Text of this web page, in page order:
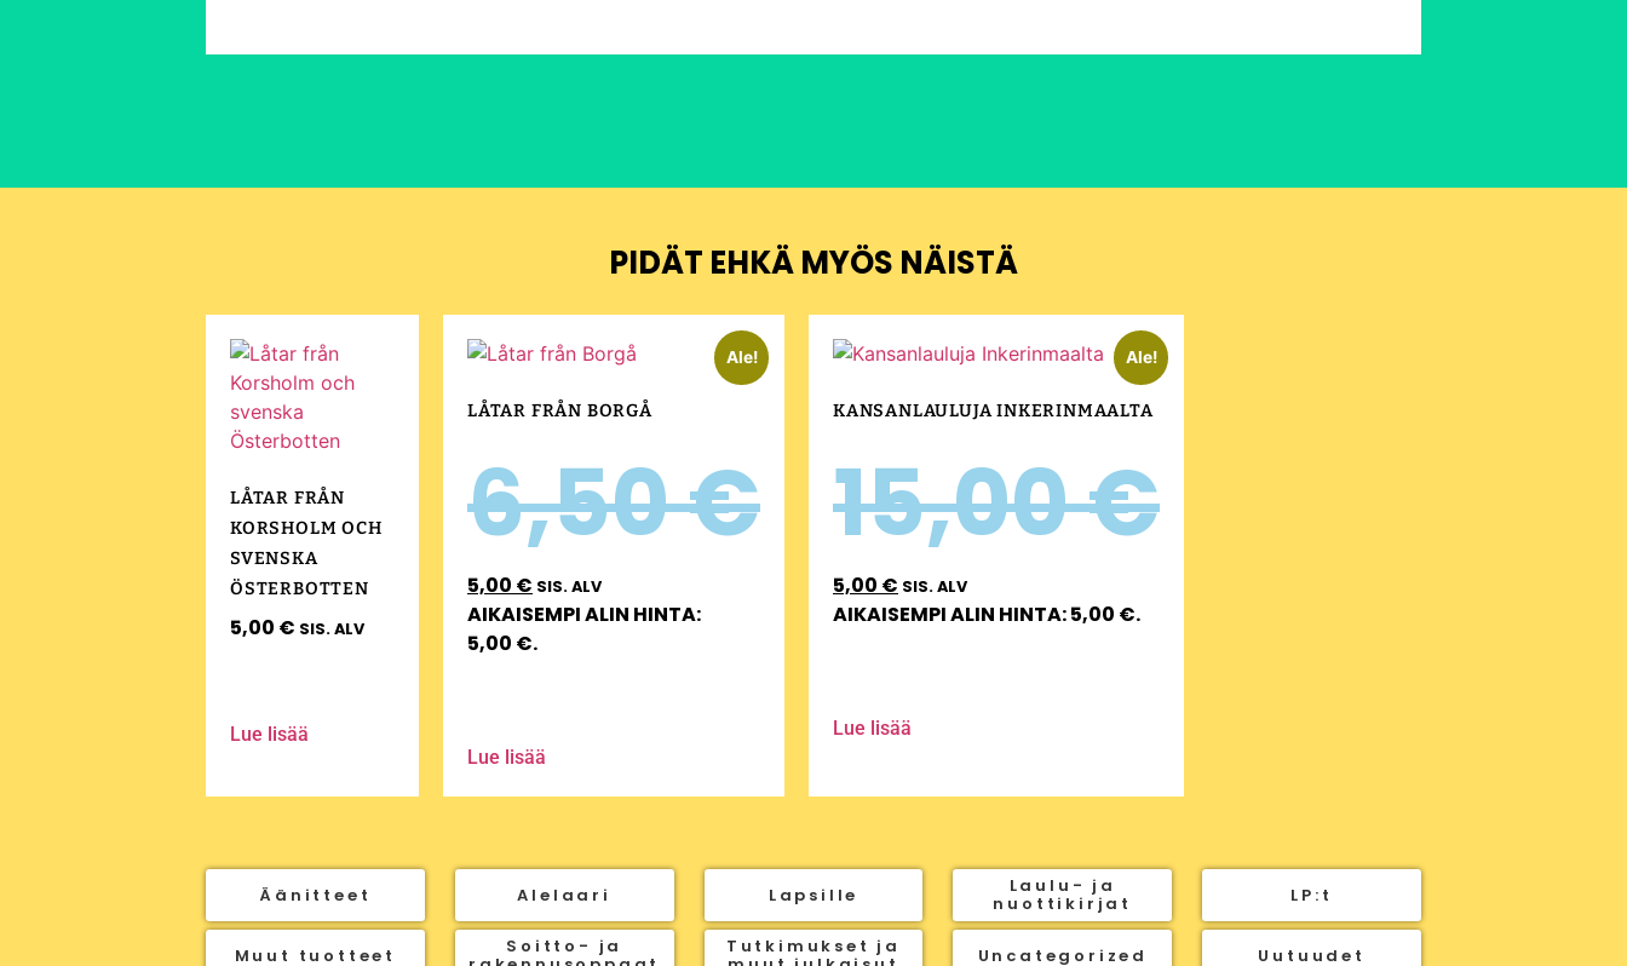
PIDÄT EHKÄ MYÖS NÄISTÄ
LÅTAR FRÅN
KORSHOLM OCH
SVENSKA
ÖSTERBOTTEN
5,00 € SIS. ALV
Lue lisää
Ale!
LÅTAR FRÅN BORGÅ
6,50€
5,00 € SIS. ALV
AIKAISEMPI ALIN HINTA:
5,00 €.
Lue lisää
Ale!
KANSANLAULUJA INKERINMAALTA
15,00€
5,00 € SIS. ALV
AIKAISEMPI ALIN HINTA:5,00 €.
Lue lisää
Äänitteet Alelaari Lapsille Laulu- ja
nuottikirjat LP:t
Muut tuotteet Soitto- ja Tutkimukset ja Uncategorized Uutuudet